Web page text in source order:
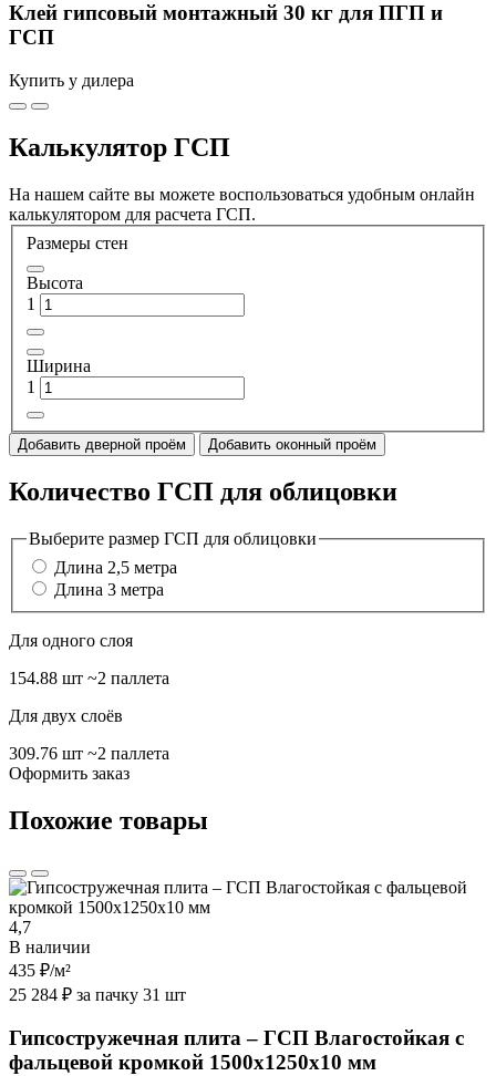
Клей гипсовый монтажный 30 кг для ПГП и
ГСП
Купить у дилера
Калькулятор ГСП
На нашем сайте вы можете воспользоваться удобным онлайн
калькулятором для расчета ГСП.
Размеры стен
Высота
1
Ширина
1
Добавить дверной проём Добавить оконный проём
Количество ГСП для облицовки
Выберите размер ГСП для облицовки
Длина 2,5 метра
Длина 3 метра
Для одного слоя
154.88 шт ~2 паллета
Для двух слоёв
309.76 шт ~2 паллета
Оформить заказ
Похожие товары
4,7
В наличии
435 ₽/м²
25 284 ₽ за пачку 31 шт
Гипсостружечная плита – ГСП Влагостойкая с
фальцевой кромкой 1500х1250х10 мм